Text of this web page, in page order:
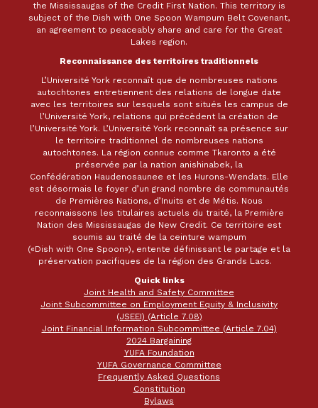
the Mississaugas of the Credit First Nation. This territory is
subject of the Dish with One Spoon Wampum Belt Covenant,
an agreement to peaceably share and care for the Great
Lakes region.
Reconnaissance des territoires traditionnels
L’Université York reconnaît que de nombreuses nations
autochtones entretiennent des relations de longue date
avec les territoires sur lesquels sont situés les campus de
l’Université York, relations qui précèdent la création de
l’Université York. L’Université York reconnaît sa présence sur
le territoire traditionnel de nombreuses nations
autochtones. La région connue comme Tkaronto a été
préservée par la nation anishinabek, la
Confédération Haudenosaunee et les Hurons-Wendats. Elle
est désormais le foyer d’un grand nombre de communautés
de Premières Nations, d’Inuits et de Métis. Nous
reconnaissons les titulaires actuels du traité, la Première
Nation des Mississaugas de New Credit. Ce territoire est
soumis au traité de la ceinture wampum
(«Dish with One Spoon»), entente définissant le partage et la
préservation pacifiques de la région des Grands Lacs.
Quick links
Joint Health and Safety Committee
Joint Subcommittee on Employment Equity & Inclusivity
(JSEEI) (Article 7.08)
Joint Financial Information Subcommittee (Article 7.04)
2024 Bargaining
YUFA Foundation
YUFA Governance Committee
Frequently Asked Questions
Constitution
Bylaws